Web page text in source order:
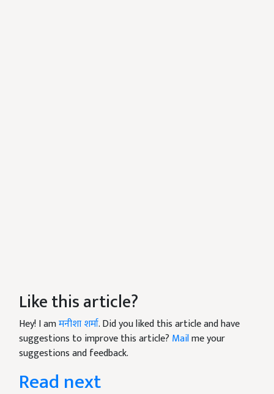
Like this article?
Hey! I amमनीशा शर्मा. Did you liked this article and have
suggestions to improve this article? Mailme your
suggestions and feedback.
Read next